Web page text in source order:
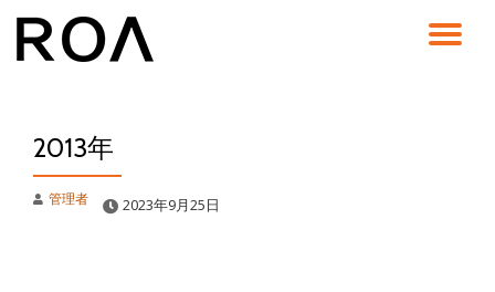
2013年
管理者 2023年9月25日